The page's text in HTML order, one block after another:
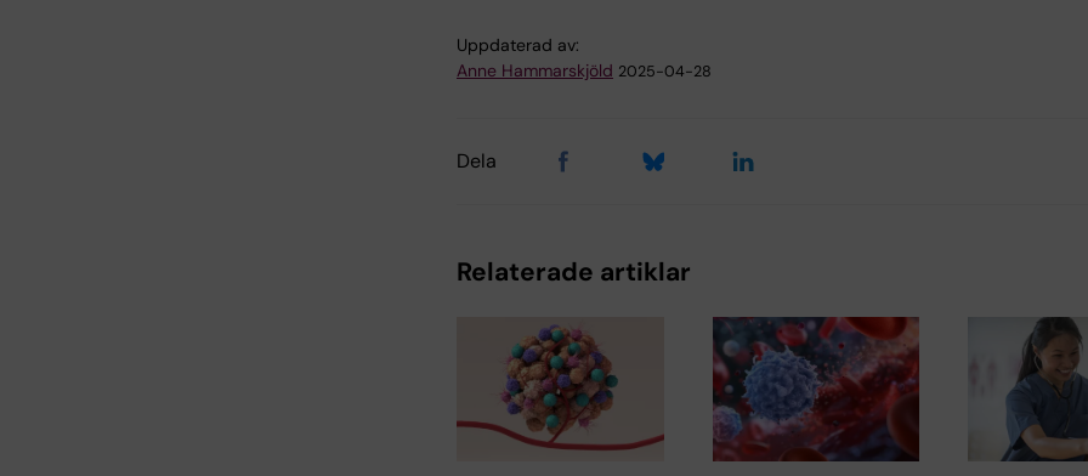
Uppdaterad av:
Anne Hammarskjöld 2025-04-28
Dela
Relaterade artiklar